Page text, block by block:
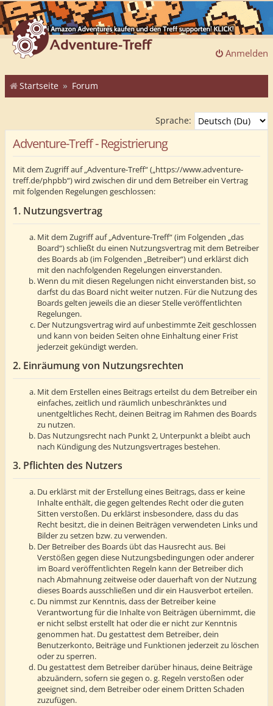
Anmelden
Startseite Forum
Sprache:
Adventure-Treff - Registrierung
Mit dem Zugriff auf „Adventure-Treff“ („https://www.adventure-
treff.de/phpbb“) wird zwischen dir und dem Betreiber ein Vertrag
mit folgenden Regelungen geschlossen:
1. Nutzungsvertrag
Mit dem Zugriff auf „Adventure-Treff“ (im Folgenden „das
Board“) schließt du einen Nutzungsvertrag mit dem Betreiber
des Boards ab (im Folgenden „Betreiber“) und erklärst dich
mit den nachfolgenden Regelungen einverstanden.
Wenn du mit diesen Regelungen nicht einverstanden bist, so
darfst du das Board nicht weiter nutzen. Für die Nutzung des
Boards gelten jeweils die an dieser Stelle veröffentlichten
Regelungen.
Der Nutzungsvertrag wird auf unbestimmte Zeit geschlossen
und kann von beiden Seiten ohne Einhaltung einer Frist
jederzeit gekündigt werden.
2. Einräumung von Nutzungsrechten
Mit dem Erstellen eines Beitrags erteilst du dem Betreiber ein
einfaches, zeitlich und räumlich unbeschränktes und
unentgeltliches Recht, deinen Beitrag im Rahmen des Boards
zu nutzen.
Das Nutzungsrecht nach Punkt 2, Unterpunkt a bleibt auch
nach Kündigung des Nutzungsvertrages bestehen.
3. Pflichten des Nutzers
Du erklärst mit der Erstellung eines Beitrags, dass er keine
Inhalte enthält, die gegen geltendes Recht oder die guten
Sitten verstoßen. Du erklärst insbesondere, dass du das
Recht besitzt, die in deinen Beiträgen verwendeten Links und
Bilder zu setzen bzw. zu verwenden.
Der Betreiber des Boards übt das Hausrecht aus. Bei
Verstößen gegen diese Nutzungsbedingungen oder anderer
im Board veröffentlichten Regeln kann der Betreiber dich
nach Abmahnung zeitweise oder dauerhaft von der Nutzung
dieses Boards ausschließen und dir ein Hausverbot erteilen.
Du nimmst zur Kenntnis, dass der Betreiber keine
Verantwortung für die Inhalte von Beiträgen übernimmt, die
er nicht selbst erstellt hat oder die er nicht zur Kenntnis
genommen hat. Du gestattest dem Betreiber, dein
Benutzerkonto, Beiträge und Funktionen jederzeit zu löschen
oder zu sperren.
Du gestattest dem Betreiber darüber hinaus, deine Beiträge
abzuändern, sofern sie gegen o. g. Regeln verstoßen oder
geeignet sind, dem Betreiber oder einem Dritten Schaden
zuzufügen.